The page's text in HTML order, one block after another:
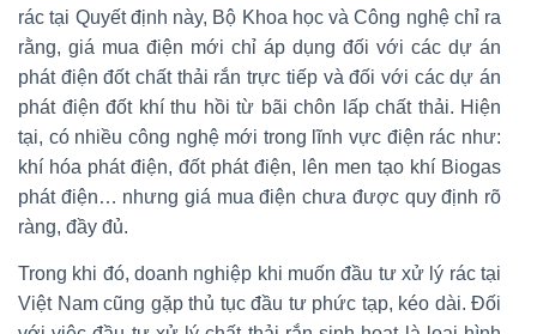
rác tại Quyết định này, Bộ Khoa học và Công nghệ chỉ ra
rằng, giá mua điện mới chỉ áp dụng đối với các dự án
phát điện đốt chất thải rắn trực tiếp và đối với các dự án
phát điện đốt khí thu hồi từ bãi chôn lấp chất thải. Hiện
tại, có nhiều công nghệ mới trong lĩnh vực điện rác như:
khí hóa phát điện, đốt phát điện, lên men tạo khí Biogas
phát điện… nhưng giá mua điện chưa được quy định rõ
ràng, đầy đủ.
Trong khi đó, doanh nghiệp khi muốn đầu tư xử lý rác tại
Việt Nam cũng gặp thủ tục đầu tư phức tạp, kéo dài. Đối